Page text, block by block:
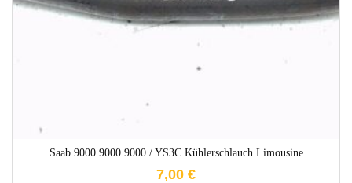
Saab 9000 9000 9000 / YS3C Kühlerschlauch Limousine
7,00 €